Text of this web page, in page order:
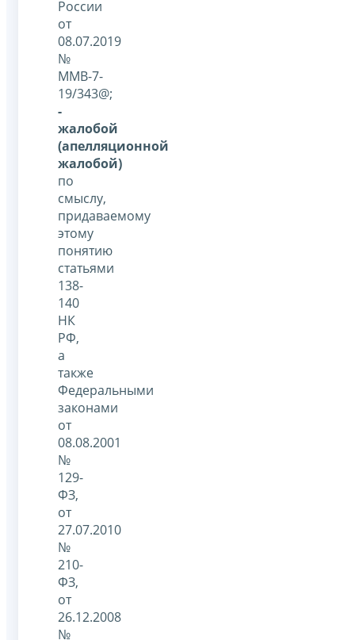
России
от
08.07.2019
№
ММВ-7-
19/343@;
-
жалобой
(апелляционной
жалобой)
по
смыслу,
придаваемому
этому
понятию
статьями
138-
140
НК
РФ,
а
также
Федеральными
законами
от
08.08.2001
№
129-
ФЗ,
от
27.07.2010
№
210-
ФЗ,
от
26.12.2008
№